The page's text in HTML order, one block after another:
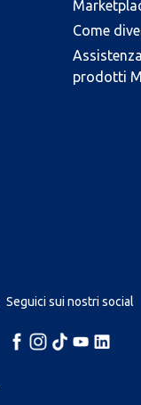
Come
prodotti
Seguici sui nostri social